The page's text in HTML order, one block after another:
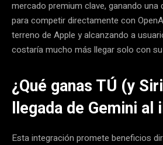
mercado premium clave, ganando una
para competir directamente con
terreno de Apple y alcanzando a
costaría mucho más llegar solo con
¿Qué ganas TÚ (y
llegada de Gemini al
Esta integración promete beneficios